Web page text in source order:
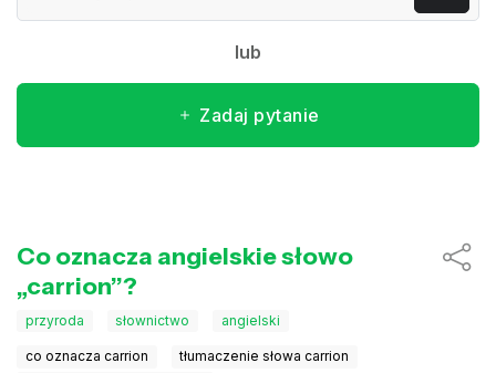
lub
Zadaj pytanie
Co oznacza angielskie słowo
„carrion”?
przyroda słownictwo angielski
co oznacza carrion
tłumaczenie słowa carrion